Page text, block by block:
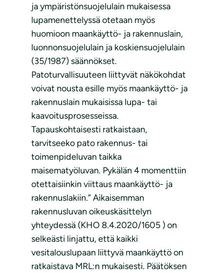
ja ympäristönsuojelulain mukaisessa
lupamenettelyssä otetaan myös
huomioon maankäyttö- ja rakennuslain,
luonnonsuojelulain ja koskiensuojelulain
(35/1987) säännökset.
Patoturvallisuuteen liittyvät näkökohdat
voivat nousta esille myös maankäyttö- ja
rakennuslain mukaisissa lupa- tai
kaavoitusprosesseissa.
Tapauskohtaisesti ratkaistaan,
tarvitseeko pato rakennus- tai
toimenpideluvan taikka
maisematyöluvan. Pykälän 4 momenttiin
otettaisiinkin viittaus maankäyttö- ja
rakennuslakiin.” Aikaisemman
rakennusluvan oikeuskäsittelyn
yhteydessä (KHO 8.4.2020/1605 ) on
selkeästi linjattu, että kaikki
vesitalouslupaan liittyvä maankäyttö on
ratkaistava MRL:n mukaisesti. Päätöksen